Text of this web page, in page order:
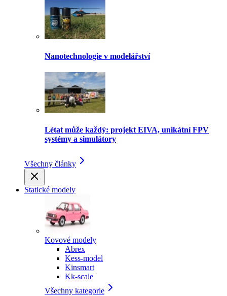
Nanotechnologie v modelářství
Létat může každý: projekt EIVA, unikátní FPV
systémy a simulátory
Všechny články
Statické modely
Kovové modely
Abrex
Kess-model
Kinsmart
Kk-scale
Všechny kategorie